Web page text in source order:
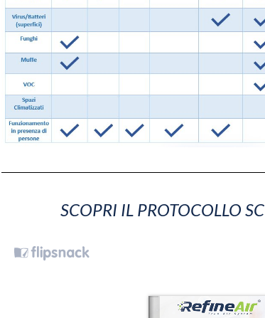
SCOPRI IL PROTOCOLLO